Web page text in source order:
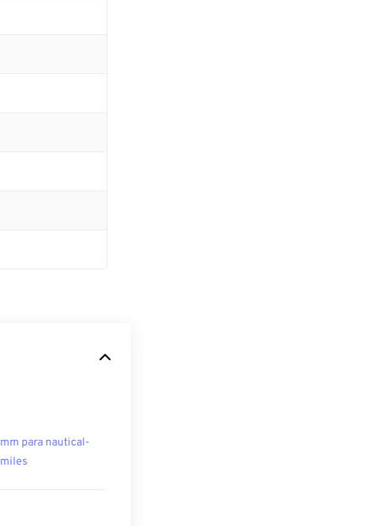
mm para nautical-
miles